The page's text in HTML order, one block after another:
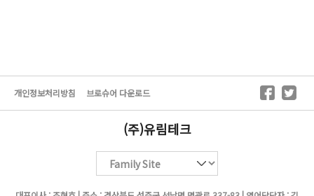
개인정보처리방침 브로슈어 다운로드
(주)유림테크